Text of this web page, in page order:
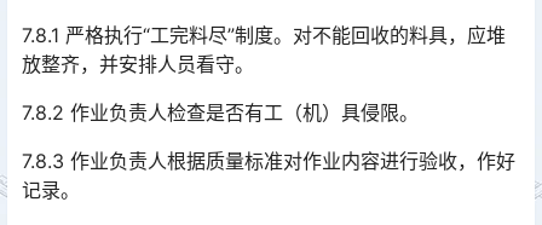
7.8.1 严格执行“工完料尽”制度。对不能回收的料具，应堆
放整齐，并安排人员看守。
7.8.2 作业负责人检查是否有工（机）具侵限。
7.8.3 作业负责人根据质量标准对作业内容进行验收，作好
记录。